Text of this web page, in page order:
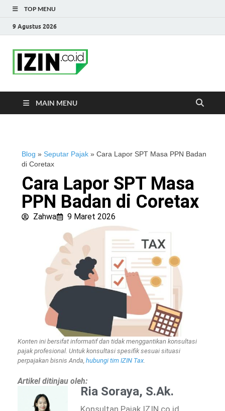
TOP MENU
9 Agustus 2026
MAIN MENU
Blog » Seputar Pajak » Cara Lapor SPT Masa PPN Badan
di Coretax
Cara Lapor SPT Masa
PPN Badan di Coretax
Zahwa 9 Maret 2026
Konten ini bersifat informatif dan tidak menggantikan konsultasi
pajak profesional. Untuk konsultasi spesifik sesuai situasi
perpajakan bisnis Anda, hubungi tim IZIN Tax.
Artikel ditinjau oleh:
Ria Soraya, S.Ak.